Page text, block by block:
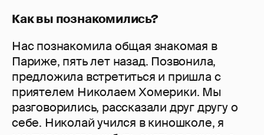
Как вы познакомились?
Нас познакомила общая знакомая в
Париже, пять лет назад. Позвонила,
предложила встретиться и пришла с
приятелем Николаем Хомерики. Мы
разговорились, рассказали друг другу о
себе. Николай учился в киношколе, я